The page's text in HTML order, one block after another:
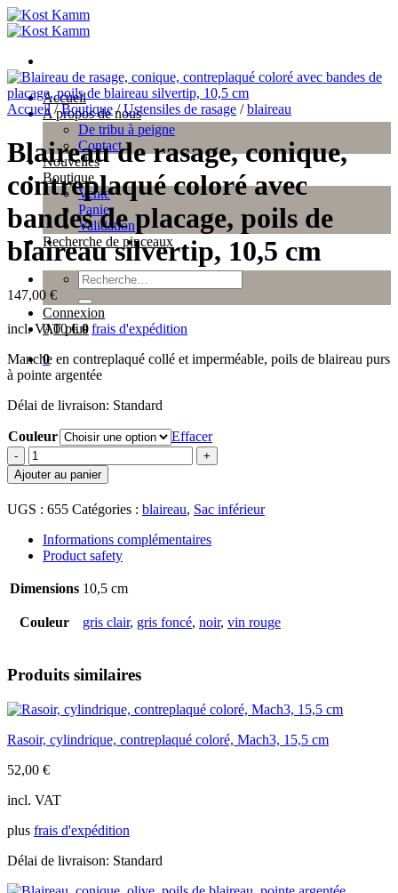
Passer
au
Accueil
A propos de nous
De tribu à peigne
Contact
Nouvelles
Boutique
Vente
Panier
Validation
Recherche de pinceaux
Recherche
pour :
Connexion
0,00€ 0
0
Accueil / Boutique / Ustensiles de rasage / blaireau
Blaireau de rasage, conique,
contreplaqué coloré avec
bandes de placage, poils de
blaireau silvertip, 10,5 cm
147,00 €
incl. VAT plusfrais d'expédition
Manche en contreplaqué collé et imperméable, poils de blaireau purs
à pointe argentée
Délai de livraison: Standard
Couleur
Effacer
quantité
de
Blaireau
de
rasage,
conique,
contreplaqué
coloré
bandes
placage,
blaireau
10,5
Ajouter au panier
UGS : 655 Catégories : blaireau, Sac inférieur
Informations complémentaires
Product safety
Dimensions 10,5 cm
Couleur gris clair, gris foncé, noir, vin rouge
Produits similaires
Rasoir, cylindrique, contreplaqué coloré, Mach3, 15,5 cm
52,00 €
incl. VAT
plus frais d'expédition
Délai de livraison: Standard